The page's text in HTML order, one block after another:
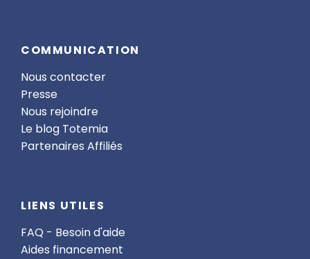
COMMUNICATION
Nous contacter
Presse
Nous rejoindre
Le blog Totemia
Partenaires Affiliés
LIENS UTILES
FAQ - Besoin d'aide
Aides financement